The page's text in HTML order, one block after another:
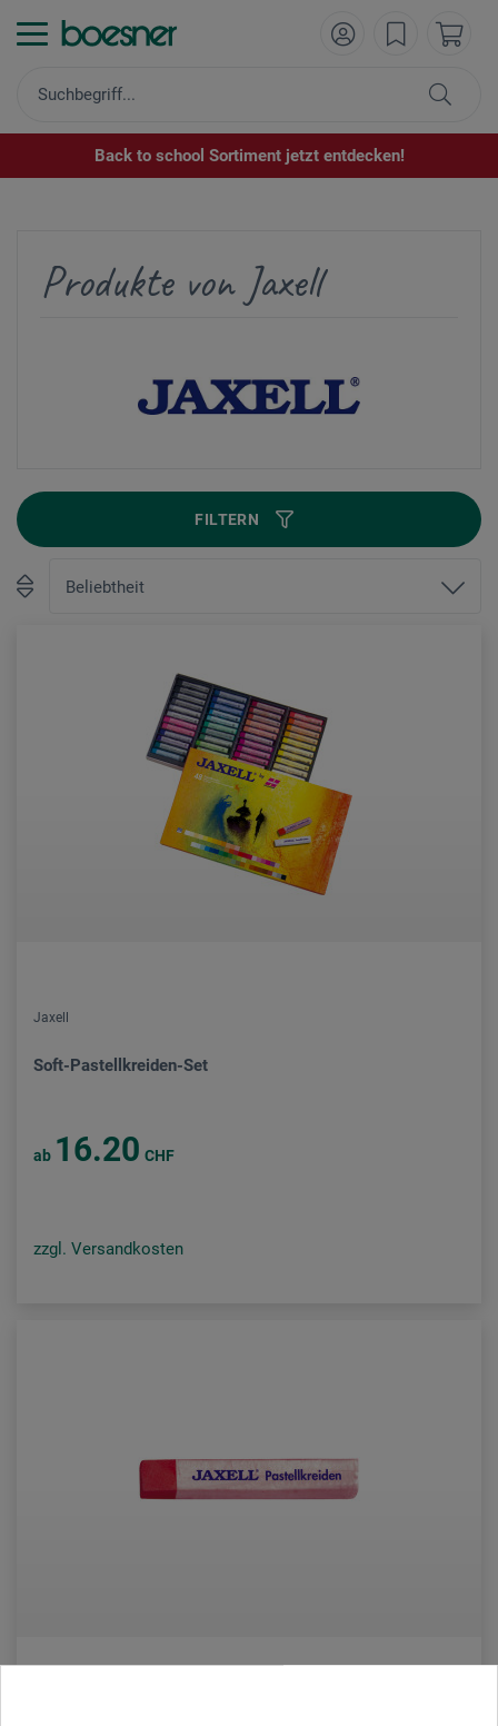
Back to school Sortiment jetzt entdecken!
Produkte von Jaxell
FILTERN
Jaxell
Soft-Pastellkreiden-Set
ab 16.20 CHF
zzgl. Versandkosten